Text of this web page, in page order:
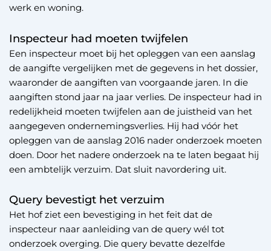
werk en woning.
Inspecteur had moeten twijfelen
Een inspecteur moet bij het opleggen van een aanslag
de aangifte vergelijken met de gegevens in het dossier,
waaronder de aangiften van voorgaande jaren. In die
aangiften stond jaar na jaar verlies. De inspecteur had in
redelijkheid moeten twijfelen aan de juistheid van het
aangegeven ondernemingsverlies. Hij had vóór het
opleggen van de aanslag 2016 nader onderzoek moeten
doen. Door het nadere onderzoek na te laten begaat hij
een ambtelijk verzuim. Dat sluit navordering uit.
Query bevestigt het verzuim
Het hof ziet een bevestiging in het feit dat de
inspecteur naar aanleiding van de query wél tot
onderzoek overging. Die query bevatte dezelfde